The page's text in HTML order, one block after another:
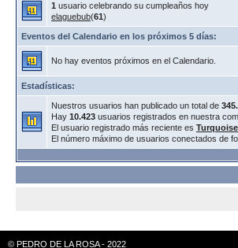
1 usuario celebrando su cumpleaños hoy
elaguebub(61)
Eventos del Calendario en los próximos 5 días:
No hay eventos próximos en el Calendario.
Estadísticas:
Nuestros usuarios han publicado un total de
Hay 10.423 usuarios registrados en nuestra
El usuario registrado más reciente es
El número máximo de usuarios conectados de
© PEDRO DE LA ROSA - 2022